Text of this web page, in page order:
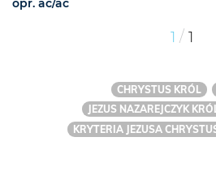
opr. ac/ac
1 / 1
CHRYSTUS KRÓL
JEZUS NAZAREJCZYK
KRYTERIA JEZUSA